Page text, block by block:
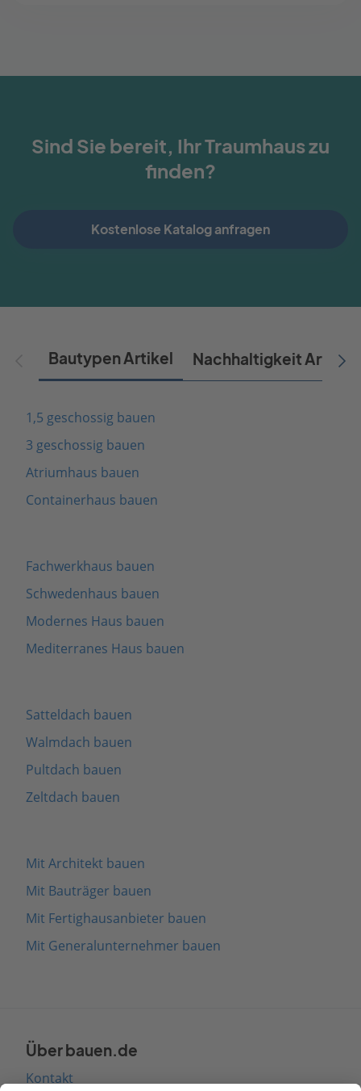
Sind Sie bereit, Ihr Traumhaus zu
finden?
Kostenlose Katalog anfragen
Bautypen Artikel Nachhaltigkeit Artikel
1,5 geschossig bauen
3 geschossig bauen
Atriumhaus bauen
Containerhaus bauen
Fachwerkhaus bauen
Schwedenhaus bauen
Modernes Haus bauen
Mediterranes Haus bauen
Satteldach bauen
Walmdach bauen
Pultdach bauen
Zeltdach bauen
Mit Architekt bauen
Mit Bauträger bauen
Mit Fertighausanbieter bauen
Mit Generalunternehmer bauen
Über bauen.de
Kontakt